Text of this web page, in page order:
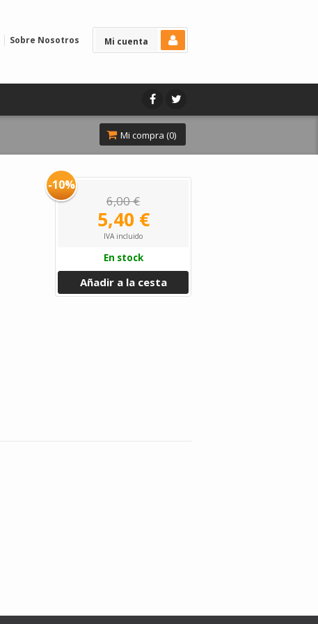
Mi cuenta
Sobre Nosotros
Mi compra (0)
-10%
6,00 €
5,40 €
IVA incluido
En stock
Añadir a la cesta